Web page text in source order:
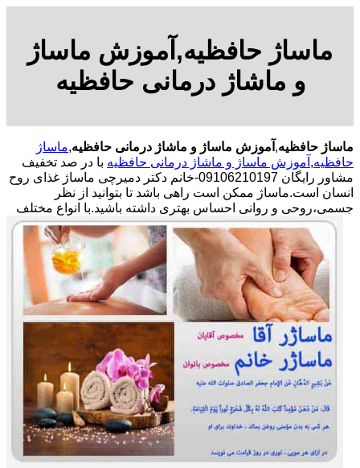
ماساژ حافظیه,آموزش ماساژ
و ماشاژ درمانی حافظیه
ماساژ حافظیه, آموزش ماساژ و ماشاژ درمانی حافظیه,ماساژ
حافظیه, آموزش ماساژ و ماشاژ درمانی حافظیه با در صد تخفیف
مشاور رایگان 09106210197-خانم دکتر دمیرچی ماساژ غذای روح
انسان است.ماساژ ممکن است راهی باشد تا بتوانید از نظر
جسمی،روحی و روانی احساس بهتری داشته باشید.با انواع مختلف